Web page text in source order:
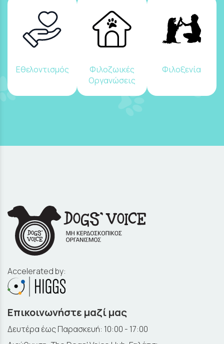
Εθελοντισμός
Φιλοζωικές
Οργανώσεις
Φιλοξενία
Accelerated by:
Επικοινωνήστε μαζί μας
Δευτέρα έως Παρασκευή: 10:00 - 17:00